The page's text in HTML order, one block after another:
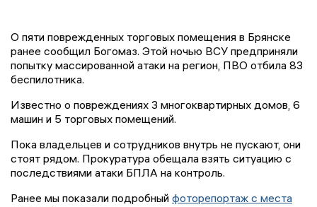
О пяти поврежденных торговых помещения в Брянске
ранее сообщил Богомаз. Этой ночью ВСУ предприняли
попытку массированной атаки на регион, ПВО отбила 83
беспилотника.
Известно о повреждениях 3 многоквартирных домов, 6
машин и 5 торговых помещений.
Пока владельцев и сотрудников внутрь не пускают, они
стоят рядом. Прокуратура обещала взять ситуацию с
последствиями атаки БПЛА на контроль.
Ранее мы показали подробный фоторепортаж с места